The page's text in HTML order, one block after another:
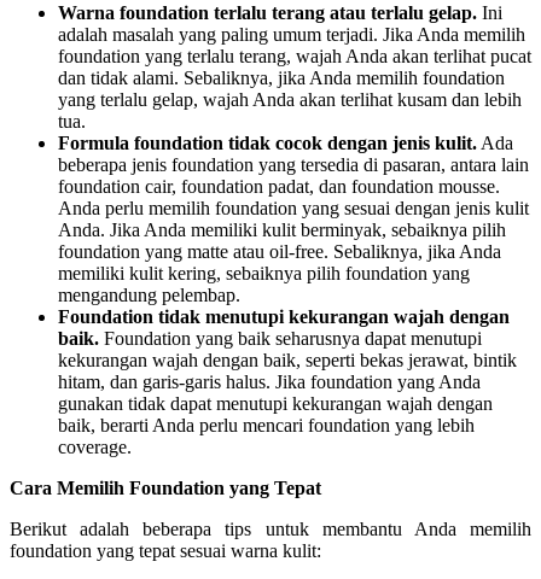
Warna foundation terlalu terang atau terlalu gelap. Ini
adalah masalah yang paling umum terjadi. Jika Anda memilih
foundation yang terlalu terang, wajah Anda akan terlihat pucat
dan tidak alami. Sebaliknya, jika Anda memilih foundation
yang terlalu gelap, wajah Anda akan terlihat kusam dan lebih
tua.
Formula foundation tidak cocok dengan jenis kulit. Ada
beberapa jenis foundation yang tersedia di pasaran, antara lain
foundation cair, foundation padat, dan foundation mousse.
Anda perlu memilih foundation yang sesuai dengan jenis kulit
Anda. Jika Anda memiliki kulit berminyak, sebaiknya pilih
foundation yang matte atau oil-free. Sebaliknya, jika Anda
memiliki kulit kering, sebaiknya pilih foundation yang
mengandung pelembap.
Foundation tidak menutupi kekurangan wajah dengan
baik. Foundation yang baik seharusnya dapat menutupi
kekurangan wajah dengan baik, seperti bekas jerawat, bintik
hitam, dan garis-garis halus. Jika foundation yang Anda
gunakan tidak dapat menutupi kekurangan wajah dengan
baik, berarti Anda perlu mencari foundation yang lebih
coverage.
Cara Memilih Foundation yang Tepat
Berikut adalah beberapa tips untuk membantu Anda memilih
foundation yang tepat sesuai warna kulit: